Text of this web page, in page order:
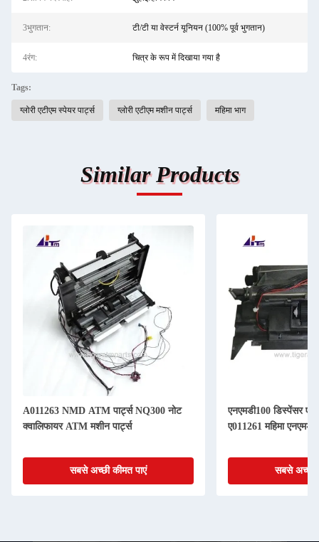
3भुगतान: टी/टी या वेस्टर्न यूनियन (100% पूर्व भुगतान)
4रंग: चित्र के रूप में दिखाया गया है
Tags:
ग्लोरी एटीएम स्पेयर पार्ट्स ग्लोरी एटीएम मशीन पार्ट्स महिमा भाग
Similar Products
A011263 NMD ATM पार्ट्स NQ300 नोट
क्वालिफायर ATM मशीन पार्ट्स
सबसे अच्छी कीमत पाएं
एनएमडी100 डिस्पेंसर
ए011261 महिमा
सबसे अच्छी